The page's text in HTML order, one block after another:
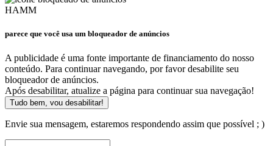
HAMM
parece que você usa um bloqueador de anúncios
A publicidade é uma fonte importante de financiamento do nosso
conteúdo. Para continuar navegando, por favor desabilite seu
bloqueador de anúncios.
Após desabilitar, atualize a página para continuar sua navegação!
Tudo bem, vou desabilitar!
Envie sua mensagem, estaremos respondendo assim que possível ; )